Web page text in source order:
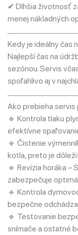
✔ Dlhšia životnosť
menej nákladných
Kedy je ideálny čas
Najlepší čas na
sezónou. Servis
spoľahlivo aj v
Ako prebieha
🔹 Kontrola tlaku
efektívne
🔹 Čistenie
kotla, preto je
🔹 Revízia horáka –
zabezpečuje
🔹 Kontrola
bezpečne
🔹 Testovanie
snímače a ostatné